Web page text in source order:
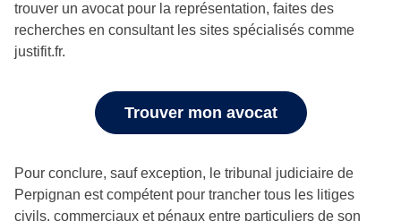
trouver un avocat pour la représentation, faites des
recherches en consultant les sites spécialisés comme
justifit.fr.
Trouver mon avocat
Pour conclure, sauf exception, le tribunal judiciaire de
Perpignan est compétent pour trancher tous les litiges
civils, commerciaux et pénaux entre particuliers de son